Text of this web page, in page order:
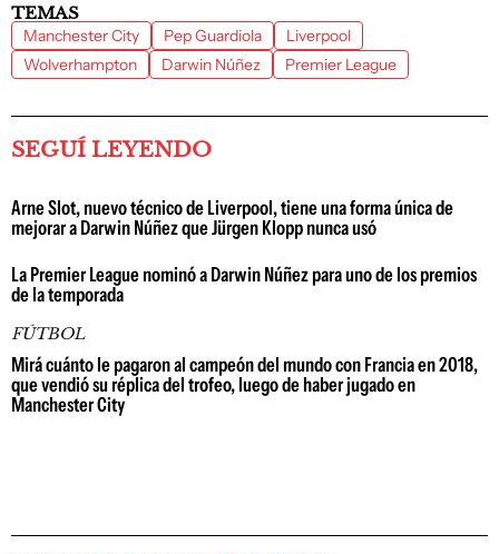
TEMAS
Manchester City Pep Guardiola
Liverpool
Wolverhampton
Darwin Núñez Premier League
SEGUÍ LEYENDO
Arne Slot, nuevo técnico de Liverpool, tiene una forma única de
mejorar a Darwin Núñez que Jürgen Klopp nunca usó
La Premier League nominó a Darwin Núñez para uno de los premios
de la temporada
FÚTBOL
Mirá cuánto le pagaron al campeón del mundo con Francia en 2018,
que vendió su réplica del trofeo, luego de haber jugado en
Manchester City